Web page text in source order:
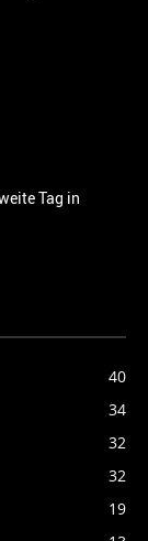
Tag in
40
34
32
32
19